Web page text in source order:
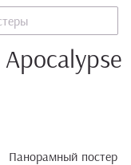
Панорамный постер